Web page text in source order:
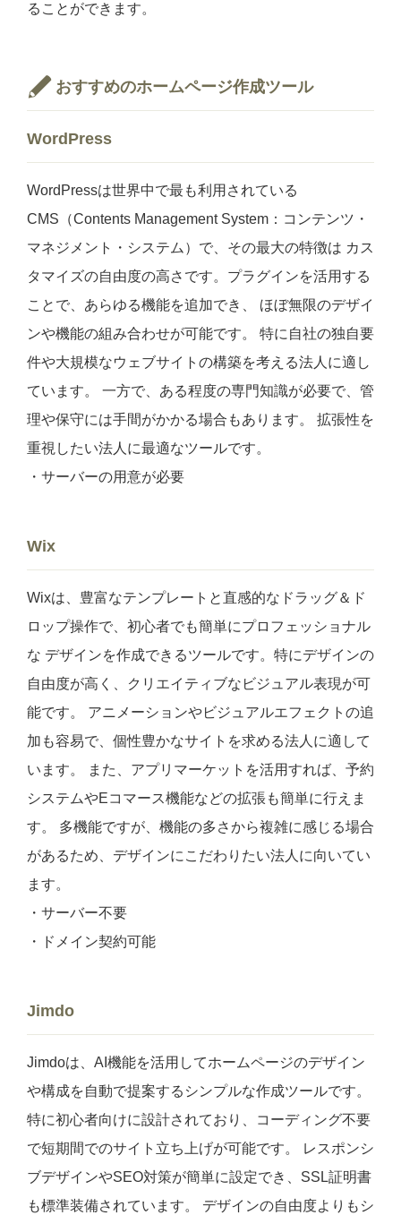
ることができます。
おすすめのホームページ作成ツール
WordPress
WordPressは世界中で最も利用されている
CMS（Contents Management System：コンテンツ・
マネジメント・システム）で、その最大の特徴は カス
タマイズの自由度の高さです。プラグインを活用する
ことで、あらゆる機能を追加でき、 ほぼ無限のデザイ
ンや機能の組み合わせが可能です。 特に自社の独自要
件や大規模なウェブサイトの構築を考える法人に適し
ています。 一方で、ある程度の専門知識が必要で、管
理や保守には手間がかかる場合もあります。 拡張性を
重視したい法人に最適なツールです。
・サーバーの用意が必要
Wix
Wixは、豊富なテンプレートと直感的なドラッグ＆ド
ロップ操作で、初心者でも簡単にプロフェッショナル
な デザインを作成できるツールです。特にデザインの
自由度が高く、クリエイティブなビジュアル表現が可
能です。 アニメーションやビジュアルエフェクトの追
加も容易で、個性豊かなサイトを求める法人に適して
います。 また、アプリマーケットを活用すれば、予約
システムやEコマース機能などの拡張も簡単に行えま
す。 多機能ですが、機能の多さから複雑に感じる場合
があるため、デザインにこだわりたい法人に向いてい
ます。
・サーバー不要
・ドメイン契約可能
Jimdo
Jimdoは、AI機能を活用してホームページのデザイン
や構成を自動で提案するシンプルな作成ツールです。
特に初心者向けに設計されており、コーディング不要
で短期間でのサイト立ち上げが可能です。 レスポンシ
ブデザインやSEO対策が簡単に設定でき、SSL証明書
も標準装備されています。 デザインの自由度よりもシ